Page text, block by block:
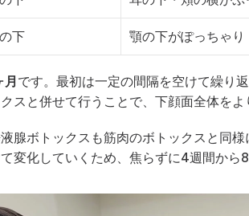
下 顎の下がぽっちゃり
です。最初は一定の間隔を空けて繰り
スと併せて行うことで、下顔面全体をよ
腺ボトックスも筋肉のボトックスと同
変化していくため、焦らずに4週間から